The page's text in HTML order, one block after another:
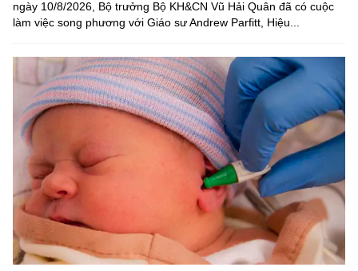
ngày 10/8/2026, Bộ trưởng Bộ KH&CN Vũ Hải Quân đã có cuộc
làm việc song phương với Giáo sư Andrew Parfitt, Hiệu...